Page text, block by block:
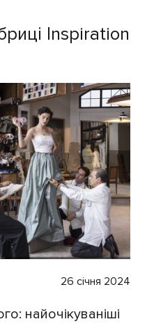
Inspiration
26 січня 2024
найочікуваніші